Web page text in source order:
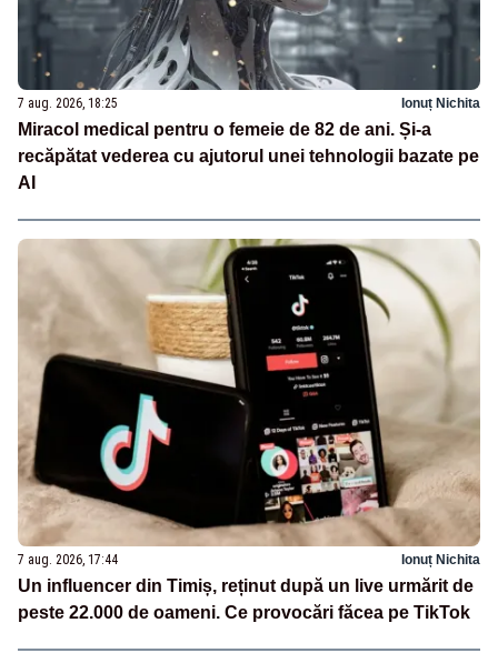
7 aug. 2026, 18:25 Ionuț Nichita
Miracol medical pentru o femeie de 82 de ani. Și-a
recăpătat vederea cu ajutorul unei tehnologii bazate pe
AI
7 aug. 2026, 17:44 Ionuț Nichita
Un influencer din Timiș, reținut după un live urmărit de
peste 22.000 de oameni. Ce provocări făcea pe TikTok